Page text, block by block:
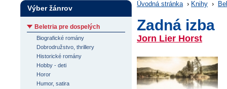
Úvodná stránka › Knihy ›
Zadná izba
Jorn Lier Horst
Výber žánrov
Beletria pre dospelých
Biografické romány
Dobrodružstvo, thrillery
Historické romány
Hobby - deti
Horor
Humor, satira